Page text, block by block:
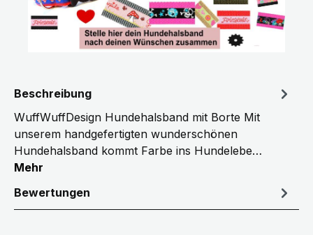
Beschreibung
WuffWuffDesign Hundehalsband mit Borte Mit
unserem handgefertigten wunderschönen
Hundehalsband kommt Farbe ins Hundelebe…
Mehr
Bewertungen